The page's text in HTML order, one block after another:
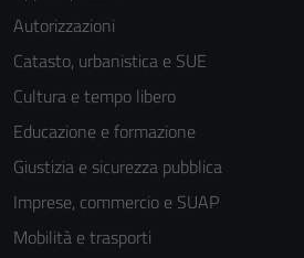
Autorizzazioni
Catasto, urbanistica e SUE
Cultura e tempo libero
Educazione e formazione
Giustizia e sicurezza pubblica
Imprese, commercio e SUAP
Mobilità e trasporti